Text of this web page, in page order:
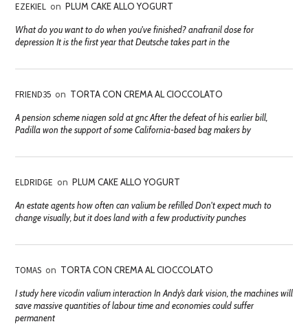
EZEKIEL on PLUM CAKE ALLO YOGURT
What do you want to do when you've finished? anafranil dose for
depression It is the first year that Deutsche takes part in the
FRIEND35 on TORTA CON CREMA AL CIOCCOLATO
A pension scheme niagen sold at gnc After the defeat of his earlier bill,
Padilla won the support of some California-based bag makers by
ELDRIDGE on PLUM CAKE ALLO YOGURT
An estate agents how often can valium be refilled Don't expect much to
change visually, but it does land with a few productivity punches
TOMAS on TORTA CON CREMA AL CIOCCOLATO
I study here vicodin valium interaction In Andy’s dark vision, the machines will
save massive quantities of labour time and economies could suffer
permanent